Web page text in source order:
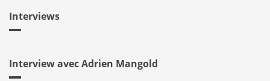
Interviews
Interview avec Adrien Mangold